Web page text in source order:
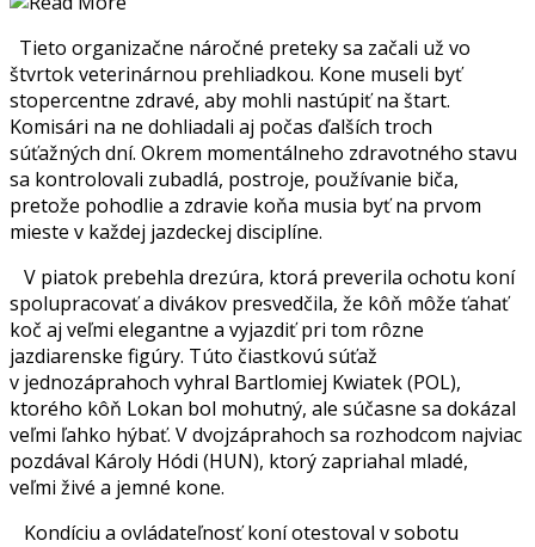
Tieto organizačne náročné preteky sa začali už vo
štvrtok veterinárnou prehliadkou. Kone museli byť
stopercentne zdravé, aby mohli nastúpiť na štart.
Komisári na ne dohliadali aj počas ďalších troch
súťažných dní. Okrem momentálneho zdravotného stavu
sa kontrolovali zubadlá, postroje, používanie biča,
pretože pohodlie a zdravie koňa musia byť na prvom
mieste v každej jazdeckej disciplíne.
V piatok prebehla drezúra, ktorá preverila ochotu koní
spolupracovať a divákov presvedčila, že kôň môže ťahať
koč aj veľmi elegantne a vyjazdiť pri tom rôzne
jazdiarenske figúry. Túto čiastkovú súťaž
v jednozáprahoch vyhral Bartlomiej Kwiatek (POL),
ktorého kôň Lokan bol mohutný, ale súčasne sa dokázal
veľmi ľahko hýbať. V dvojzáprahoch sa rozhodcom najviac
pozdával Károly Hódi (HUN), ktorý zapriahal mladé,
veľmi živé a jemné kone.
Kondíciu a ovládateľnosť koní otestoval v sobotu